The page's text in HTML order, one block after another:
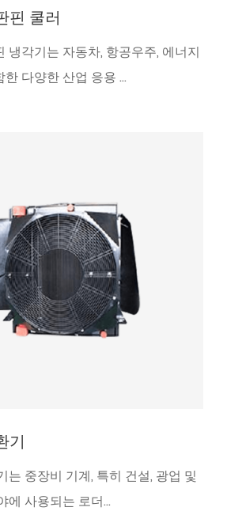
핀 쿨러
냉각기는 자동차, 항공우주, 에너지
다양한 산업 응용 ...
기
는 중장비 기계, 특히 건설, 광업 및
에 사용되는 로더...